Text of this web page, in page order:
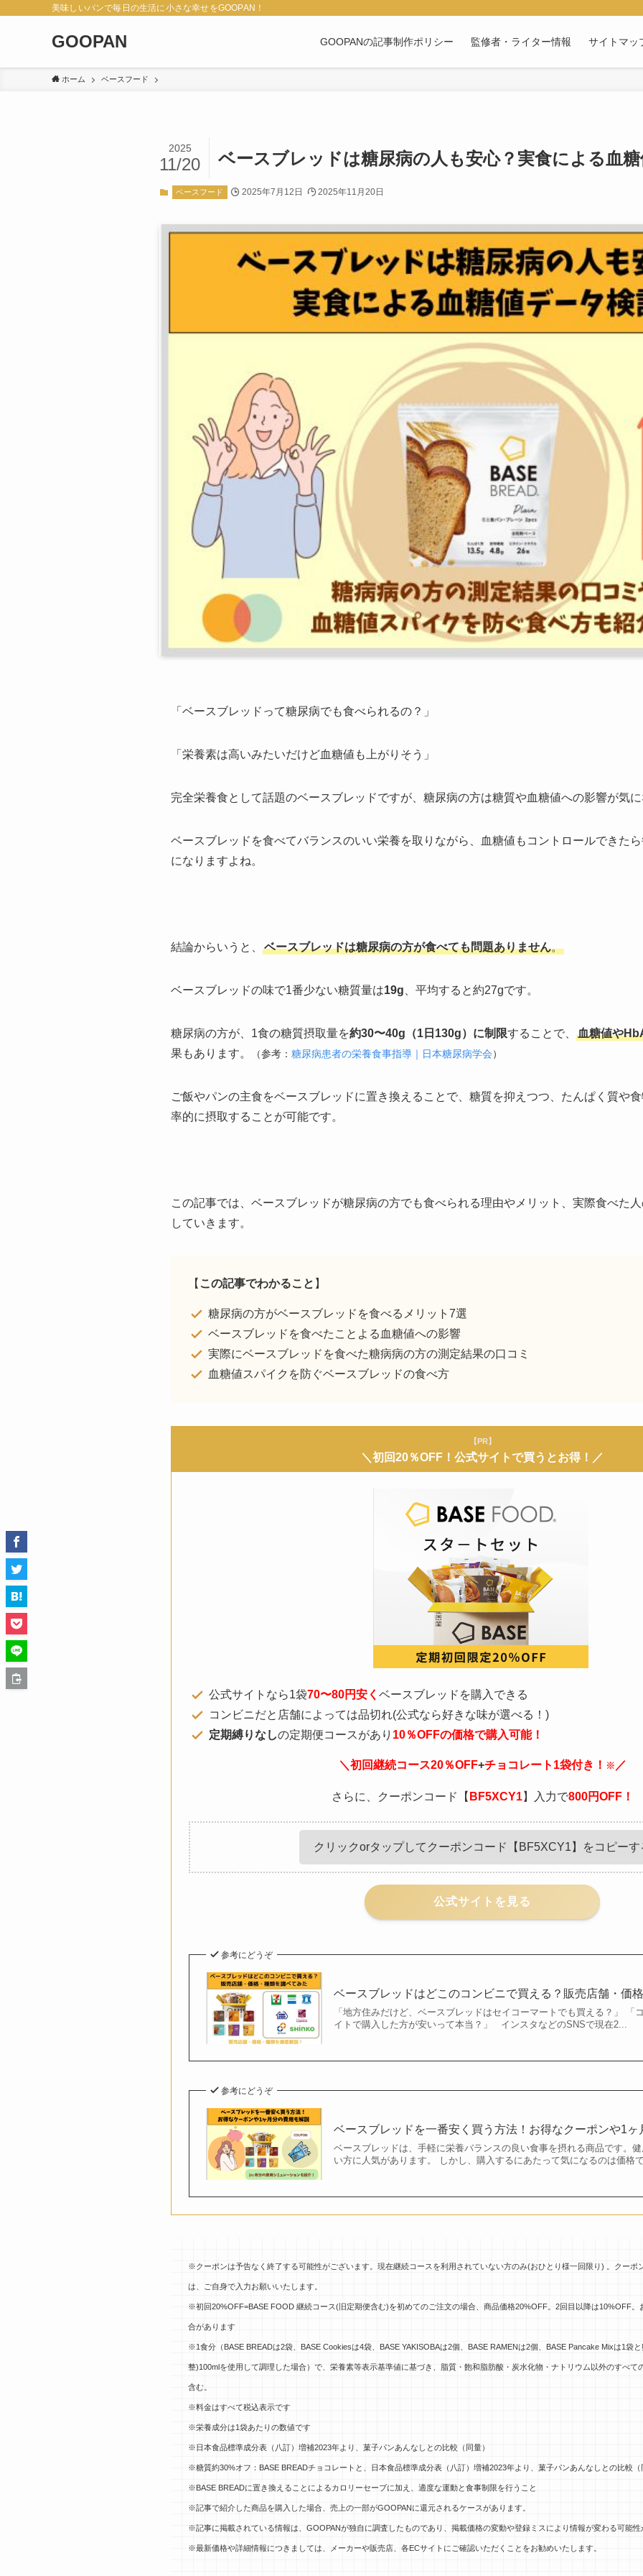
美味しいパンで毎日の生活に小さな幸せをGOOPAN！
GOOPAN GOOPANの記事制作ポリシー 監修者・ライター情報 サイトマッ
ホーム ベースフード
ベースブレッドは糖尿病の人も安心？実食による血
2025
11/20
ベースフード 2025年7月12日 2025年11月20日
「ベースブレッドって糖尿病でも食べられるの？」
「栄養素は高いみたいだけど血糖値も上がりそう」
完全栄養食として話題のベースブレッドですが、糖尿病の方は糖質や血糖値への影響が気
ベースブレッドを食べてバランスのいい栄養を取りながら、血糖値もコントロールできた
になりますよね。
結論からいうと、 ベースブレッドは糖尿病の方が食べても問題ありません。
ベースブレッドの味で1番少ない糖質量は19g 、平均すると約27gです。
糖尿病の方が、1食の糖質摂取量を約30〜40g（1日130g）に制限することで、
血糖値や
果もあります。
（参考： 糖尿病患者の栄養食事指導｜日本糖尿病学会）
ご飯やパンの主食をベースブレッドに置き換えることで、糖質を抑えつつ、たんぱく質や
率的に摂取することが可能です。
この記事では、ベースブレッドが糖尿病の方でも食べられる理由やメリット、実際食べた
していきます。
【 この記事でわかること 】
糖尿病の方がベースブレッドを食べるメリット7選
ベースブレッドを食べたことよる血糖値への影響
実際にベースブレッドを食べた糖病病の方の測定結果の口コミ
血糖値スパイクを防ぐベースブレッドの食べ方
【PR】
＼初回20％OFF！公式サイトで買うとお得！／
公式サイトなら1袋70〜80円安く ベースブレッドを購入できる
コンビニだと店舗によっては品切れ(公式なら好きな味が選べる！)
定期縛りなしの定期便コースがあり 10％OFFの価格で購入可能！
＼初回継続コース20％OFF+チョコレート1袋付き！ ※ ／
さらに、クーポンコード【 BF5XCY1】入力で800円OFF！
クリックorタップしてクーポンコード【BF5XCY1】をコピーす
公式サイトを見る
参考にどうぞ
ベースブレッドはどこのコンビニで買える？販売店舗・価
「地方住みだけど、ベースブレッドはセイコーマートでも買える？」 「
イトで購入した方が安いって本当？」 インスタなどのSNSで現在2...
参考にどうぞ
ベースブレッドを一番安く買う方法！お得なクーポンや1ヶ
ベースブレッドは、手軽に栄養バランスの良い食事を摂れる商品です。
い方に人気があります。 しかし、購入するにあたって気になるのは価格
※クーポンは予告なく終了する可能性がございます。現在継続コースを利用されていない方のみ(おひとり様一回限り) 。クーポ
は、ご自身で入力お願いいたします。
※初回20%OFF=BASE FOOD 継続コース(旧定期便含む)を初めてのご注文の場合、商品価格20%OFF。2回目以降は10%OFF。
合があります
※1食分（BASE BREADは2袋、BASE Cookiesは4袋、BASE YAKISOBAは2個、BASE RAMENは2個、BASE Pancake Mixは1袋
整)100mlを使用して調理した場合）で、栄養素等表示基準値に基づき、脂質・飽和脂肪酸・炭水化物・ナトリウム以外のすべて
含む。
※料金はすべて税込表示です
※栄養成分は1袋あたりの数値です
※日本食品標準成分表（八訂）増補2023年より、菓子パンあんなしとの比較（同量）
※糖質約30%オフ：BASE BREADチョコレートと、 日本食品標準成分表（八訂）増補2023年より、菓子パンあんなしとの比較（
※BASE BREADに置き換えることによるカロリーセーブに加え、適度な運動と食事制限を行うこと
※記事で紹介した商品を購入した場合、売上の一部がGOOPANに還元されるケースがあります。
※記事に掲載されている情報は、GOOPANが独自に調査したものであり、掲載価格の変動や登録ミスにより情報が変わる可能性
※最新価格や詳細情報につきましては、メーカーや販売店、各ECサイトにご確認いただくことをお勧めいたします。